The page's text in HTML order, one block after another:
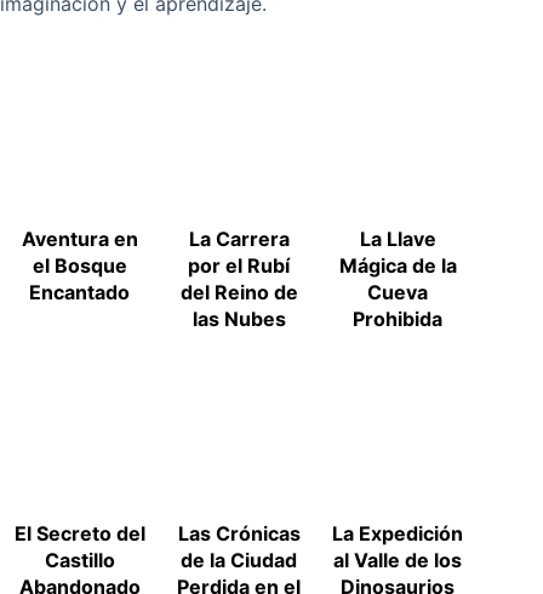
Aventura en
el Bosque
Encantado
La Carrera
por el Rubí
del Reino de
las Nubes
La Llave
Mágica de la
Cueva
Prohibida
El Secreto del
Castillo
Abandonado
Las Crónicas
de la Ciudad
Perdida en el
La Expedición
al Valle de los
Dinosaurios